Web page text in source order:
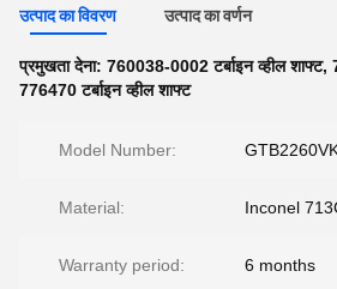
उत्पाद का विवरण उत्पाद का वर्णन
प्रमुखता देना: 760038-0002 टर्बाइन व्हील शाफ्ट,
776470 टर्बाइन व्हील शाफ्ट
Model Number:
Material: Inconel
Warranty period: 6 months